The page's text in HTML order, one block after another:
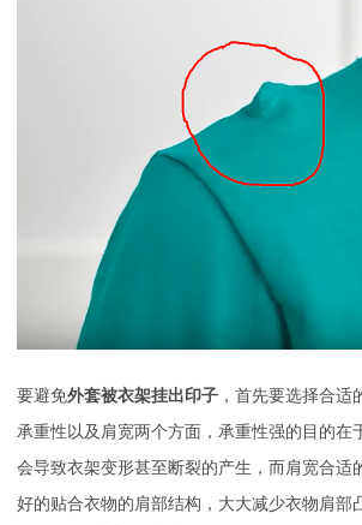
要避免外套被衣架挂出印子 ，首先要选择合适
承重性以及肩宽两个方面，承重性强的目的在
会导致衣架变形甚至断裂的产生，而肩宽合适
好的贴合衣物的肩部结构，大大减少衣物肩部